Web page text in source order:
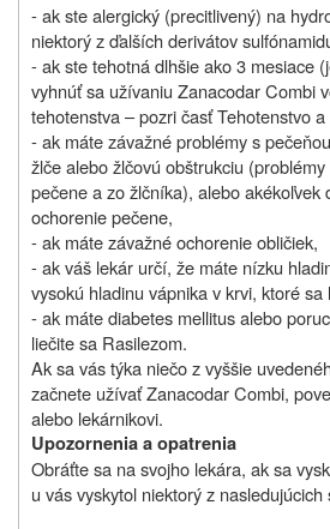
- ak ste alergický (precitlivený) na
niektorý z ďalších derivátov
- ak ste tehotná dlhšie ako 3 mesiace
vyhnúť sa užívaniu Zanacodar Combi
tehotenstva – pozri časť Tehotenstvo
- ak máte závažné problémy s
žlče alebo žlčovú obštrukciu
pečene a zo žlčníka), alebo akékoľvek
ochorenie pečene,
- ak máte závažné ochorenie obličiek,
- ak váš lekár určí, že máte nízku
vysokú hladinu vápnika v krvi, ktoré sa
- ak máte diabetes mellitus alebo
liečite sa Rasilezom.
Ak sa vás týka niečo z vyššie
začnete užívať Zanacodar Combi,
alebo lekárnikovi.
Upozornenia a opatrenia
Obráťte sa na svojho lekára, ak sa
u vás vyskytol niektorý z